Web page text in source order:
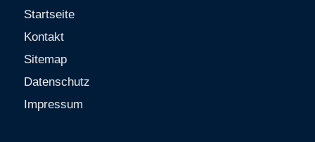
Startseite
Kontakt
Sitemap
Datenschutz
Impressum